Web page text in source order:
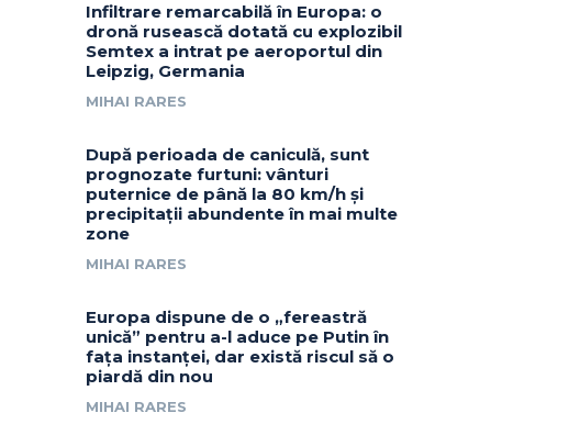
Infiltrare remarcabilă în Europa: o
dronă rusească dotată cu explozibil
Semtex a intrat pe aeroportul din
Leipzig, Germania
MIHAI RARES
După perioada de caniculă, sunt
prognozate furtuni: vânturi
puternice de până la 80 km/h și
precipitații abundente în mai multe
zone
MIHAI RARES
Europa dispune de o „fereastră
unică” pentru a-l aduce pe Putin în
fața instanței, dar există riscul să o
piardă din nou
MIHAI RARES